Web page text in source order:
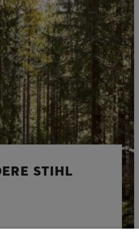
STIHL